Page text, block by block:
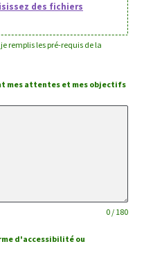
des fichiers
remplis les pré-requis de la
mes attentes et mes objectifs
0 / 180
d'accessibilité ou